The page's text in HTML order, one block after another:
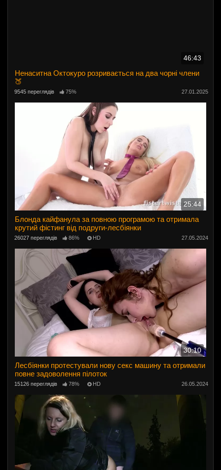
46:43
Ненаситна Октокуро розривається на два чорні члени
🍑
9545 переглядів 75% 27.01.2025
25:44
Блонда кайфанула за повною програмою та отримала
крутий фістинг від подруги-лесбіянки
26027 переглядів 86% HD 27.05.2024
30:10
Лесбіянки протестували нову секс машину та отримали
повне задоволення пілоток
15126 переглядів 78% HD 26.05.2024